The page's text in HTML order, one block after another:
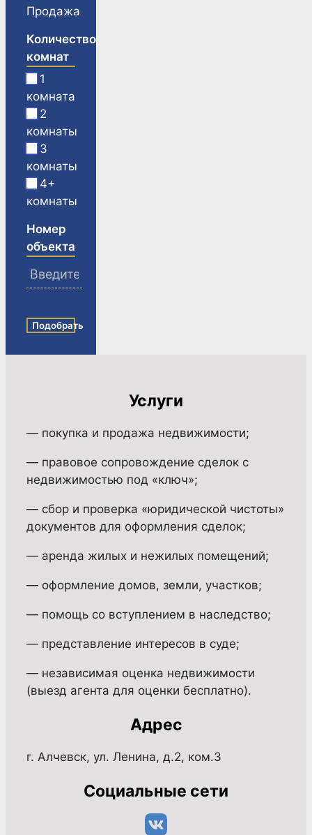
Продажа
Количество
комнат
1
комната
2
комнаты
3
комнаты
4+
комнаты
Номер
объекта
Подобрать
Услуги
— покупка и продажа недвижимости;
— правовое сопровождение сделок с
недвижимостью под «ключ»;
— сбор и проверка «юридической чистоты»
документов для оформления сделок;
— аренда жилых и нежилых помещений;
— оформление домов, земли, участков;
— помощь со вступлением в наследство;
— представление интересов в суде;
— независимая оценка недвижимости
(выезд агента для оценки бесплатно).
Адрес
г. Алчевск, ул. Ленина, д.2, ком.3
Социальные сети